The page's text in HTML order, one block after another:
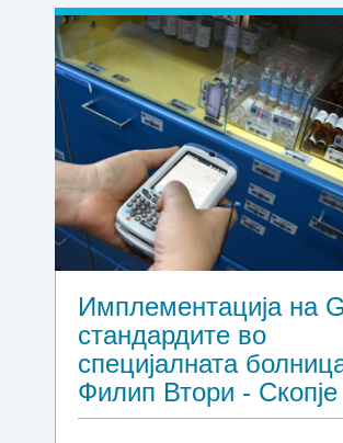
Имплементација на
стандардите во
специјалната
Филип Втори - Скопје